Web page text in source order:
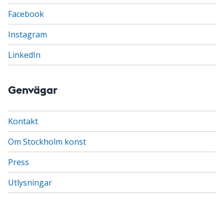
Facebook
Instagram
LinkedIn
Genvägar
Kontakt
Om Stockholm konst
Press
Utlysningar